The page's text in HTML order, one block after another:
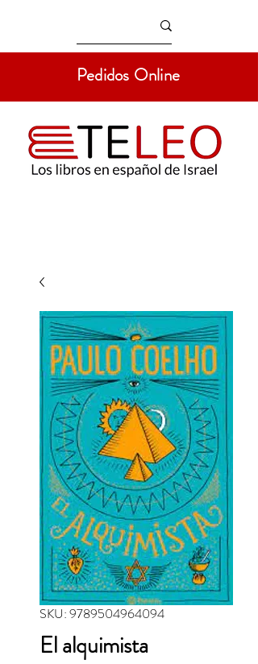
Pedidos Online
SKU: 9789504964094
El alquimista